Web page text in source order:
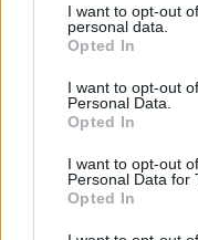
de su consentimiento,
rechazar tal
cualquier momento
visitando nuestra
I want to opt-out
personal data.
Opted In
I want to opt-out
Personal Data.
Opted In
I want to opt-out
Personal Data for
Opted In